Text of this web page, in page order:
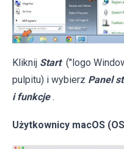
Kliknij Start ("logo
pulpitu) i wybierz Panel
i funkcje .
Użytkownicy macOS